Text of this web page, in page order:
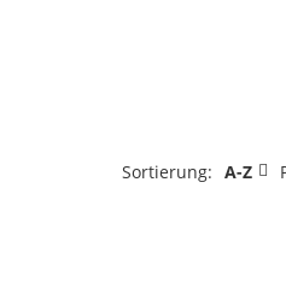
Sortierung: A-Z